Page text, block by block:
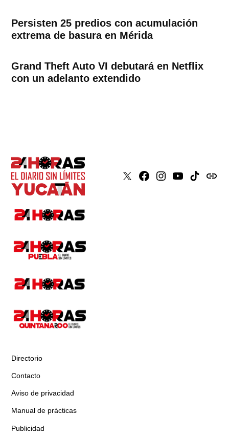
Persisten 25 predios con acumulación
extrema de basura en Mérida
Grand Theft Auto VI debutará en Netflix
con un adelanto extendido
X Faceboook
Instagram
YoutubeTiktokissuu
Directorio
Contacto
Aviso de privacidad
Manual de prácticas
Publicidad